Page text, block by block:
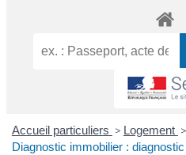
Accueil particuliers > Logement >
Diagnostic immobilier :